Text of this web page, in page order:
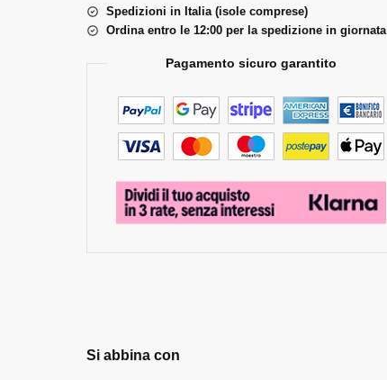
Spedizioni in Italia (isole comprese)
Ordina entro le 12:00 per la spedizione in giornata
Pagamento sicuro garantito
Si abbina con